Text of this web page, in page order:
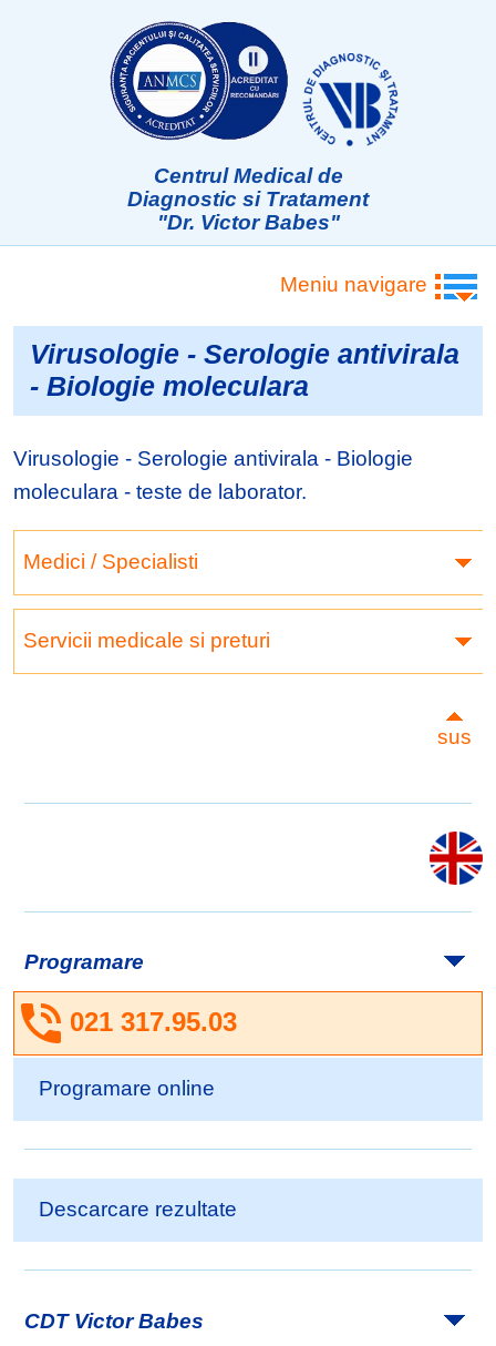
Centrul Medical de
Diagnostic si Tratament
"Dr. Victor Babes"
Meniu navigare
Virusologie - Serologie antivirala
- Biologie moleculara
Virusologie - Serologie antivirala - Biologie
moleculara - teste de laborator.
Medici / Specialisti
Servicii medicale si preturi
sus
Programare
021 317.95.03
Programare online
Descarcare rezultate
CDT Victor Babes